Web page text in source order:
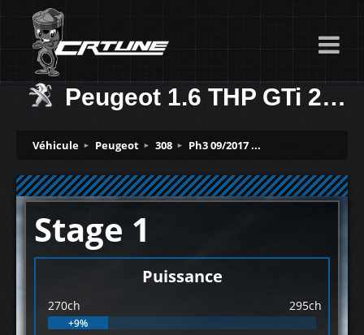
Peugeot 1.6 THP GTi 270ch
Véhicule Peugeot 308 Ph3 09/2017 ...
Stage 1
Puissance
270ch 295ch
+9%